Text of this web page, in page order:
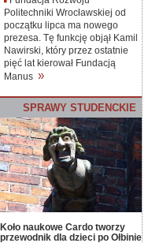
Politechniki Wrocławskiej od
początku lipca ma nowego
prezesa. Tę funkcję objął Kamil
Nawirski, który przez ostatnie
pięć lat kierował Fundacją
Manus »
SPRAWY STUDENCKIE
Koło naukowe Cardo tworzy
przewodnik dla dzieci po Ołbinie